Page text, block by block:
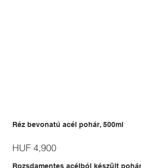
Réz bevonatú acél pohár, 500ml
Price
HUF 4,900
Rozsdamentes acélból készült